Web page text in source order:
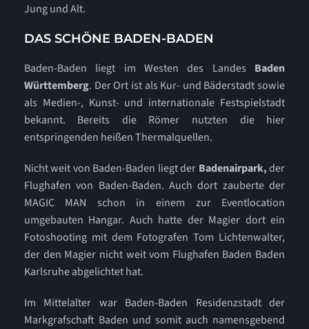
Jung und Alt.
DAS SCHÖNE BADEN-BADEN
Baden-Baden liegt im Westen des Landes Baden
Württemberg. Der Ort ist als Kur- und Bäderstadt sowie
als Medien-, Kunst- und internationale Festspielstadt
bekannt. Bereits die Römer nutzten die hier
entspringenden heißen Thermalquellen.
Nicht weit von Baden-Baden liegt der Badenairpark,der
Flughafen von Baden-Baden. Auch dort zauberte der
MAGIC MAN schon in einem zur Eventlocation
umgebauten Hangar. Auch hatte der Magier dort ein
Fotoshooting mit dem Fotografen Tom Lichtenwalter,
der den Magier nicht weit vom Flughafen Baden Baden
Karlsruhe abgelichtet hat.
Im Mittelalter war Baden-Baden Residenzstadt der
Markgrafschaft Baden und somit auch namensgebend